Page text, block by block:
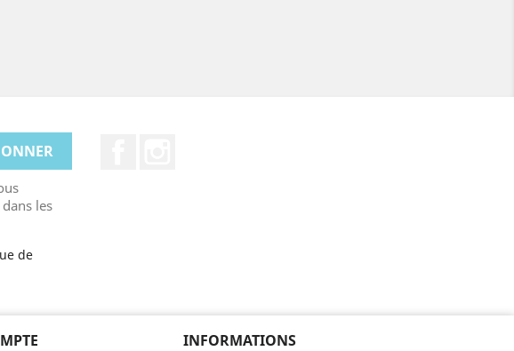
les
de
INFORMATIONS